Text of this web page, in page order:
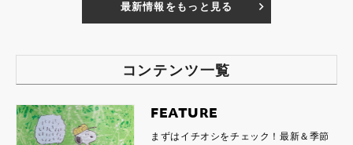
最新情報をもっと見る
コンテンツ一覧
FEATURE
まずはイチオシをチェック！最新＆季節